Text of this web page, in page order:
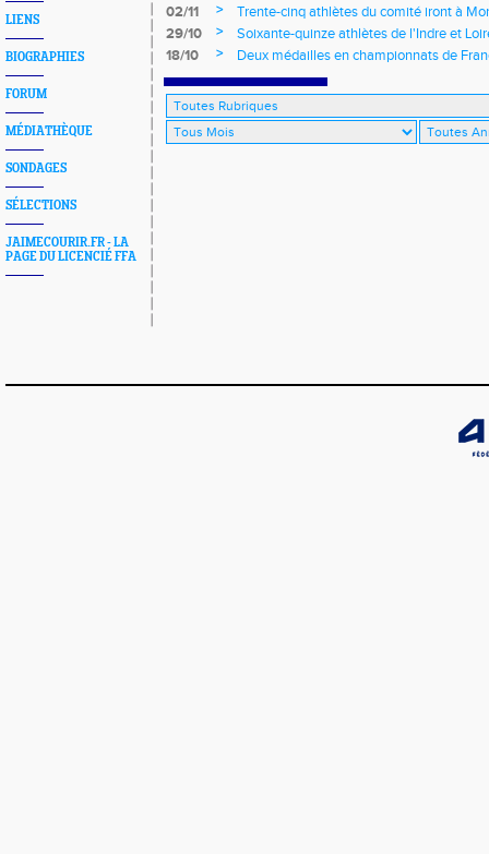
LIENS
BIOGRAPHIES
FORUM
MÉDIATHÈQUE
SONDAGES
SÉLECTIONS
JAIMECOURIR.FR - LA
PAGE DU LICENCIÉ FFA
02/11
>
Trente-cinq athlètes du comité iront à
29/10
>
Soixante-quinze athlètes de l'Indre et
régionaux de cross-country 2021
18/10 > Deux médailles en championnats de